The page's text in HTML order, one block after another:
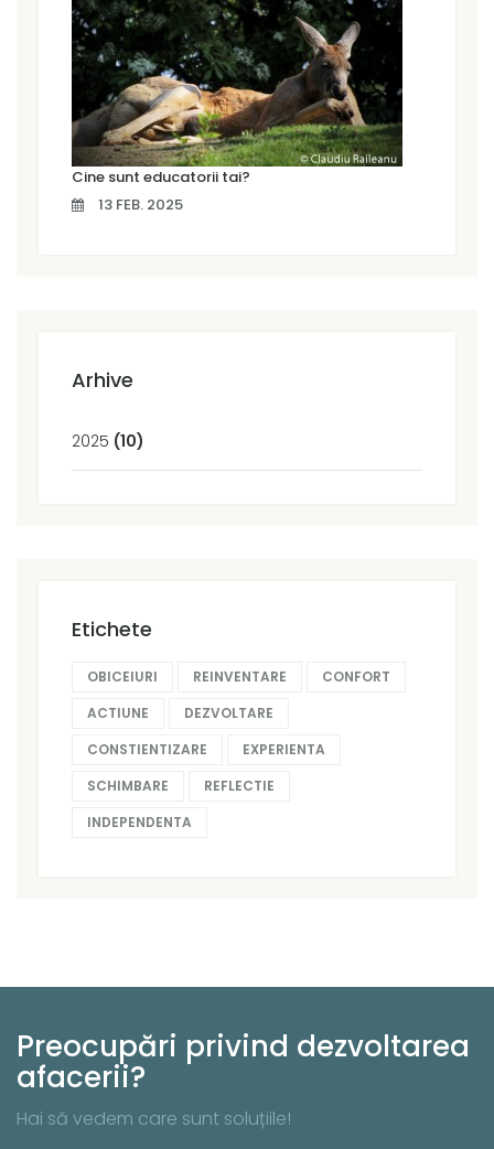
Cine sunt educatorii tai?
13 FEB. 2025
Arhive
2025 (10)
Etichete
OBICEIURI REINVENTARE
CONFORT
ACTIUNE
DEZVOLTARE
CONSTIENTIZARE
EXPERIENTA
SCHIMBARE
REFLECTIE
INDEPENDENTA
Preocupări privind dezvoltarea
afacerii?
Hai să vedem care sunt soluțiile!